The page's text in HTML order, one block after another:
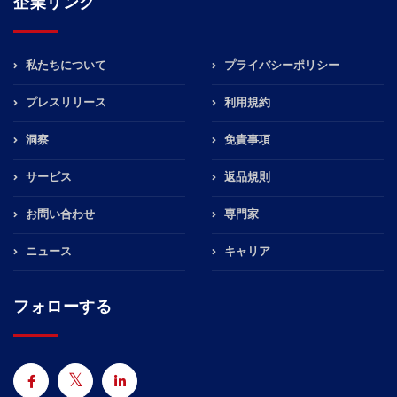
私たちについて
プレスリリース
洞察
サービス
お問い合わせ
ニュース
プライバシーポリシー
利用規約
免責事項
返品規則
専門家
キャリア
フォローする